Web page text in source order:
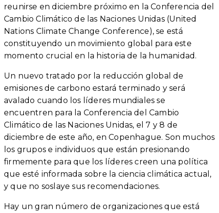
reunirse en diciembre próximo en la Conferencia del
Cambio Climático de las Naciones Unidas (United
Nations Climate Change Conference), se está
constituyendo un movimiento global para este
momento crucial en la historia de la humanidad.
Un nuevo tratado por la reducción global de
emisiones de carbono estará terminado y será
avalado cuando los líderes mundiales se
encuentren para la Conferencia del Cambio
Climático de las Naciones Unidas, el 7 y 8 de
diciembre de este año, en Copenhague. Son muchos
los grupos e individuos que están presionando
firmemente para que los líderes creen una política
que esté informada sobre la ciencia climática actual,
y que no soslaye sus recomendaciones.
Hay un gran número de organizaciones que está